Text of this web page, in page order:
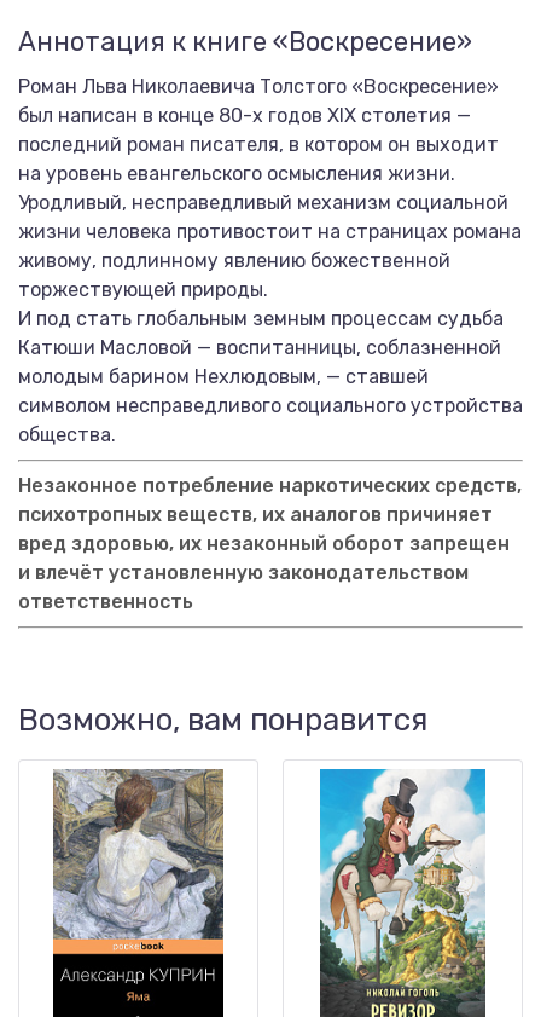
Аннотация к книге «Воскресение»
Роман Льва Николаевича Толстого «Воскресение»
был написан в конце 80-х годов ХIХ столетия —
последний роман писателя, в котором он выходит
на уровень евангельского осмысления жизни.
Уродливый, несправедливый механизм социальной
жизни человека противостоит на страницах романа
живому, подлинному явлению божественной
торжествующей природы.
И под стать глобальным земным процессам судьба
Катюши Масловой — воспитанницы, соблазненной
молодым барином Нехлюдовым, — ставшей
символом несправедливого социального устройства
общества.
Незаконное потребление наркотических средств,
психотропных веществ, их аналогов причиняет
вред здоровью, их незаконный оборот запрещен
и влечёт установленную законодательством
ответственность
Возможно, вам понравится